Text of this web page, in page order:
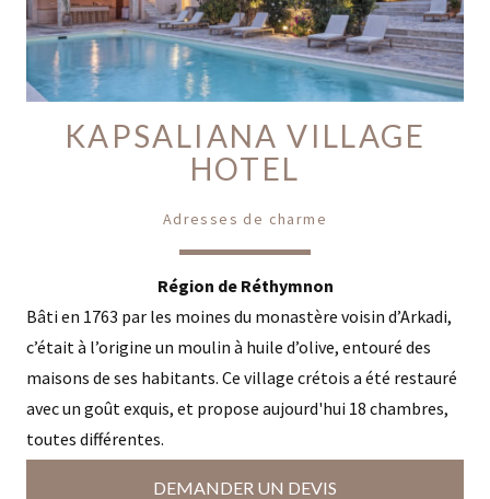
KAPSALIANA VILLAGE
HOTEL
Adresses de charme
Région de Réthymnon
Bâti en 1763 par les moines du monastère voisin d’Arkadi,
c’était à l’origine un moulin à huile d’olive, entouré des
maisons de ses habitants. Ce village crétois a été restauré
avec un goût exquis, et propose aujourd'hui 18 chambres,
toutes différentes.
DEMANDER UN DEVIS